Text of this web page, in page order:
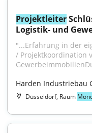
Projektleiter
Logistik- und
"...Erfahrung in der
/ Projektkoordination
Harden Industriebau
Düsseldorf, Raum